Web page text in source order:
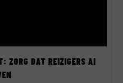
ZORG DAT REIZIGERS AI